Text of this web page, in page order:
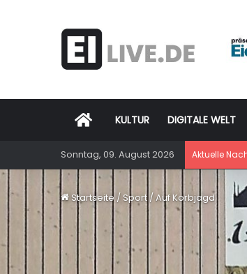
Startseite
KULTUR DIGITALE WELT
Sonntag, 09. August 2026 Aktuelle
Startseite / Sport /Auf Korbjagd